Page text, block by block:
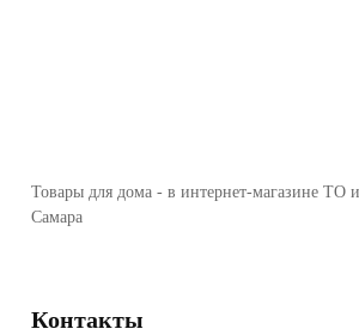
Товары для дома - в интернет-магазине ТО
Самара
Контакты